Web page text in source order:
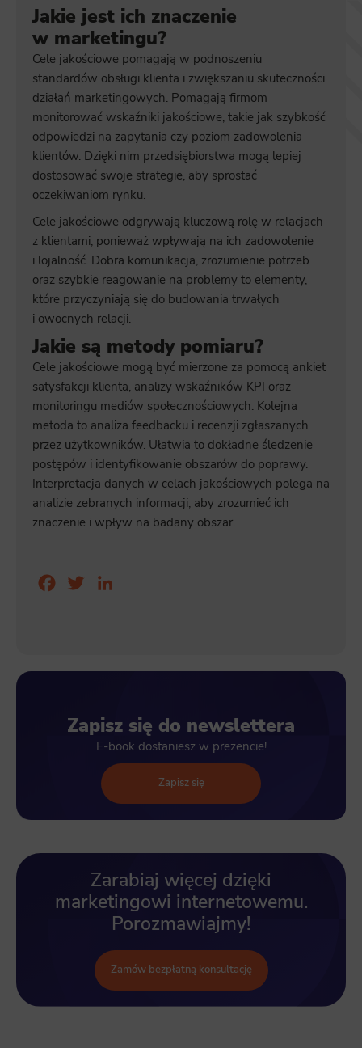
Jakie jest ich znaczenie
w marketingu?
Cele jakościowe pomagają w podnoszeniu
standardów obsługi klienta i zwiększaniu skuteczności
działań marketingowych. Pomagają firmom
monitorować wskaźniki jakościowe, takie jak szybkość
odpowiedzi na zapytania czy poziom zadowolenia
klientów. Dzięki nim przedsiębiorstwa mogą lepiej
dostosować swoje strategie, aby sprostać
oczekiwaniom rynku.
Cele jakościowe odgrywają kluczową rolę w relacjach
z klientami, ponieważ wpływają na ich zadowolenie
i lojalność. Dobra komunikacja, zrozumienie potrzeb
oraz szybkie reagowanie na problemy to elementy,
które przyczyniają się do budowania trwałych
i owocnych relacji.
Jakie są metody pomiaru?
Cele jakościowe mogą być mierzone za pomocą ankiet
satysfakcji klienta, analizy wskaźników KPI oraz
monitoringu mediów społecznościowych. Kolejna
metoda to analiza feedbacku i recenzji zgłaszanych
przez użytkowników. Ułatwia to dokładne śledzenie
postępów i identyfikowanie obszarów do poprawy.
Interpretacja danych w celach jakościowych polega na
analizie zebranych informacji, aby zrozumieć ich
znaczenie i wpływ na badany obszar.
Facebook
Twitter
Zapisz się do newslettera
E-book dostaniesz w prezencie!
Zapisz się
Zarabiaj więcej dzięki
marketingowi internetowemu.
Porozmawiajmy!
Zamów bezpłatną konsultację